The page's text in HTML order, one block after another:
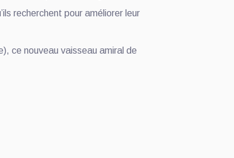
recherchent pour améliorer leur
ce nouveau vaisseau amiral de